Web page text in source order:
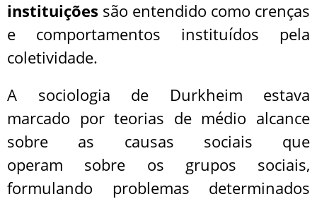
instituições são entendido como crenças
e comportamentos instituídos pela
coletividade.
A sociologia de Durkheim estava
marcado por teorias de médio alcance
sobre as causas sociais que
operam sobre os grupos sociais,
formulando problemas determinados